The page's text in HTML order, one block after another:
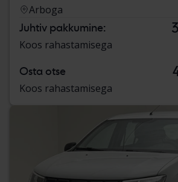
Arboga
Juhtiv pakkumine:
Koos rahastamisega
Osta otse
Koos rahastamisega